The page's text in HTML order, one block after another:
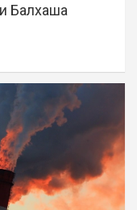
Балхаша